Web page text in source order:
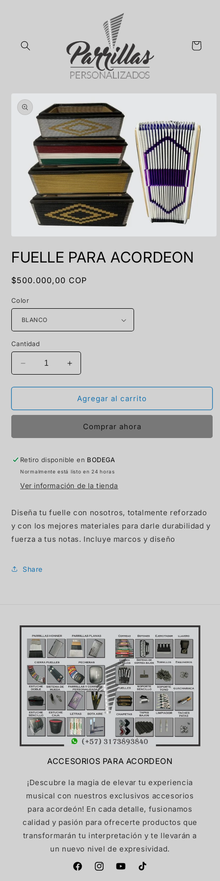
Carrito
directamente
información
del producto
multimedia
1
una
ventana
FUELLE PARA ACORDEON
Precio
$500.000,00 COP
Color
Cantidad
Reducir
cantidad
para
PARA
Aumentar
cantidad
para
FUELLE
PARA
Agregar al carrito
Comprar ahora
Retiro disponible en BODEGA
Normalmente está listo en 24 horas
Ver información de la tienda
Diseña tu fuelle con nosotros, totalmente reforzado
y con los mejores materiales para darle durabilidad y
fuerza a tus notas. Incluye marcos y diseño
Share
ACCESORIOS PARA ACORDEON
¡Descubre la magia de elevar tu experiencia
musical con nuestros exclusivos accesorios
para acordeón! En cada detalle, fusionamos
calidad y pasión para ofrecerte productos que
transformarán tu interpretación y te llevarán a
un nuevo nivel de expresividad.
FacebookInstagramYouTubeTikTok